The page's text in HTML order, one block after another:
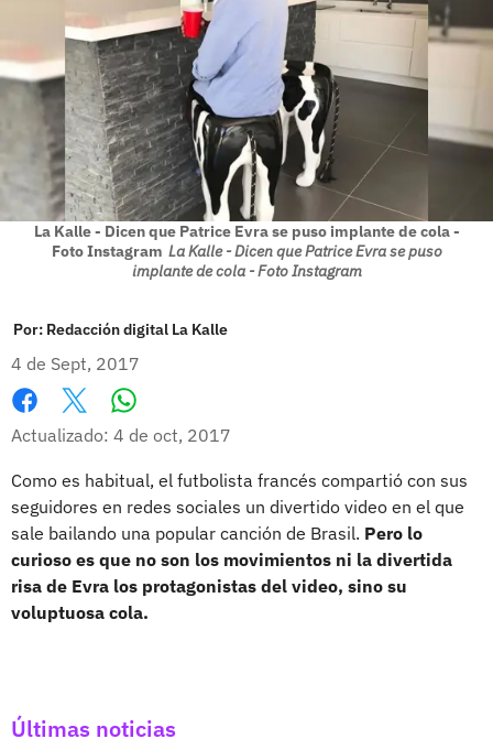
La Kalle - Dicen que Patrice Evra se puso implante de cola -
Foto Instagram La Kalle - Dicen que Patrice Evra se puso
implante de cola - Foto Instagram
Por: Redacción digital La Kalle
4 de Sept, 2017
Facebook
X
Actualizado: 4 de oct, 2017
Como es habitual, el futbolista francés compartió con sus
seguidores en redes sociales un divertido video en el que
sale bailando una popular canción de Brasil. Pero lo
curioso es que no son los movimientos ni la divertida
risa de Evra los protagonistas del video, sino su
voluptuosa cola.
Últimas noticias